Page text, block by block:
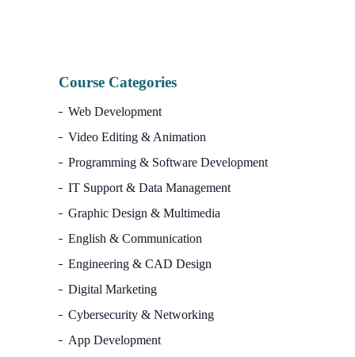
Course Categories
Web Development
Video Editing & Animation
Programming & Software Development
IT Support & Data Management
Graphic Design & Multimedia
English & Communication
Engineering & CAD Design
Digital Marketing
Cybersecurity & Networking
App Development